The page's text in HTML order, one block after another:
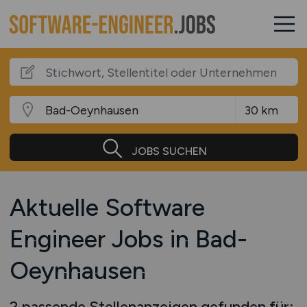
JOBS SUCHEN
Aktuelle Software
Engineer Jobs in Bad-
Oeynhausen